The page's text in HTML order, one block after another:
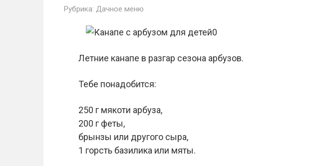
Рубрика: Дачное меню
Летние канапе в разгар сезона арбузов.
Тебе понадобится:
250 г мякоти арбуза,
200 г феты,
брынзы или другого сыра,
1 горсть базилика или мяты.